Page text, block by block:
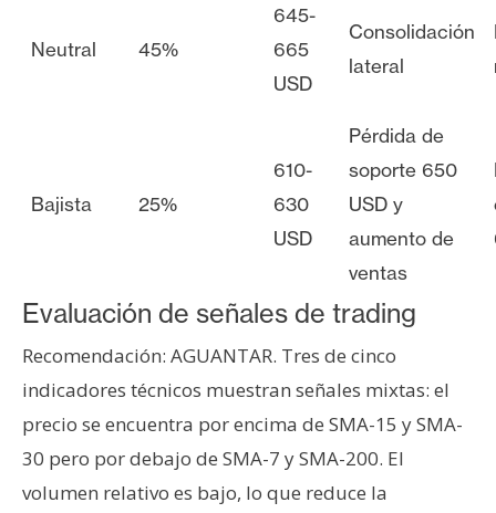
Neutral 45%
645-
665
USD
Consolidación
lateral
Bajista 25%
610-
630
USD
Pérdida de
soporte 650
USD y
aumento de
ventas
Evaluación de señales de trading
Recomendación: AGUANTAR. Tres de cinco
indicadores técnicos muestran señales mixtas: el
precio se encuentra por encima de SMA-15 y SMA-
30 pero por debajo de SMA-7 y SMA-200. El
volumen relativo es bajo, lo que reduce la